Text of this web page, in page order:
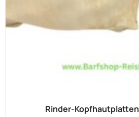
Rinder-